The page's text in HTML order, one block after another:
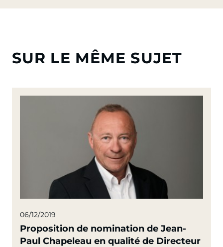
SUR LE MÊME SUJET
06/12/2019
Proposition de nomination de Jean-
Paul Chapeleau en qualité de Directeur